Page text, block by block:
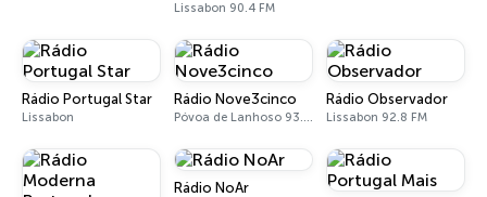
Lissabon 90.4 FM
Rádio Portugal Star
Lissabon
Rádio Nove3cinco
Póvoa de Lanhoso 93.5 FM
Rádio Observador
Lissabon 92.8 FM
Rádio NoAr